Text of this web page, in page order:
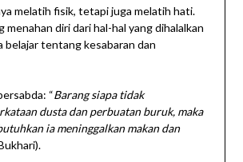
melatih fisik, tetapi juga melatih hati.
menahan diri dari hal-hal yang dihalalkan
belajar tentang kesabaran dan
“Barang siapa tidak
dusta dan perbuatan buruk, maka
ia meninggalkan makan dan